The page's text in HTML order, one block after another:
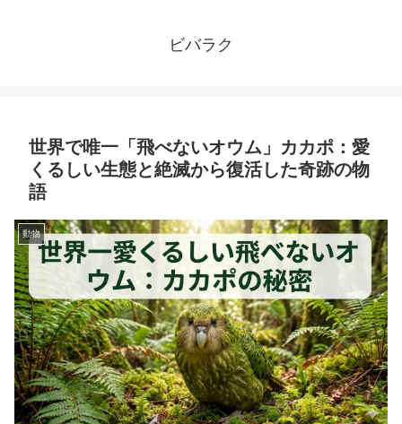
ビバラク
世界で唯一「飛べないオウム」カカポ：愛
くるしい生態と絶滅から復活した奇跡の物
語
動物